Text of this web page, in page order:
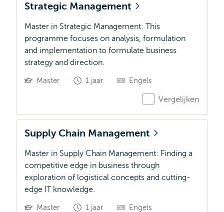
Strategic Management
Master in Strategic Management: This
programme focuses on analysis, formulation
and implementation to formulate business
strategy and direction.
Master 1 jaar Engels
Vergelijken
Supply Chain Management
Master in Supply Chain Management: Finding a
competitive edge in business through
exploration of logistical concepts and cutting-
edge IT knowledge.
Master 1 jaar Engels